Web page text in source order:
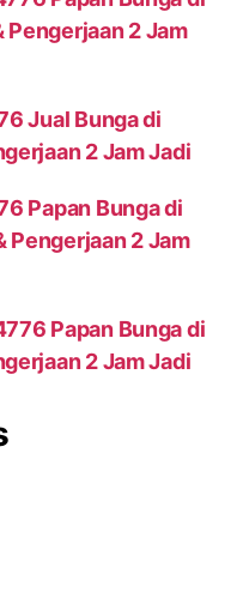
Pengerjaan 2 Jam
Jual Bunga di
2 Jam Jadi
Papan Bunga di
Pengerjaan 2 Jam
Papan Bunga di
2 Jam Jadi